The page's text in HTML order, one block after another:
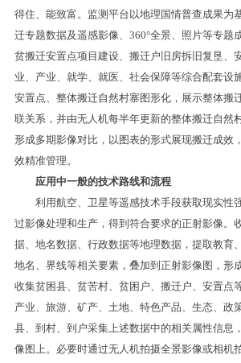
得住、能致富。监测平台以地理国情普查成果为
迁专题数据及遥感影像、360°全景、照片等专题
贫搬迁安置点项目建设、搬迁户旧房拆旧复垦、
业、产业、就学、就医、社会保障等综合配套设
安置点、整体搬迁自然村寨图形化，展示整体搬
联关系，并由无人机每半年更新的整体搬迁自然
形成多期影像对比，以图表的形式展现搬迁成效
效精准管理。
应用中一般的技术路线和流程
利用航空、卫星等遥感技术手段获取现实性
过影像处理和生产，得到符合要求的正射影像。
据、地名数据、行政数据等地理数据，提取教育
地名、界线等相关要素，叠加到正射影像图，形
收集贫困县、贫苦村、贫困户、搬迁户、安置点
产业、旅游、矿产、土地、特色产品、生态、政
县、到村、到户采集上述数据中的相关属性信息
像图上。必要时通过无人机拍摄全景影像或相机